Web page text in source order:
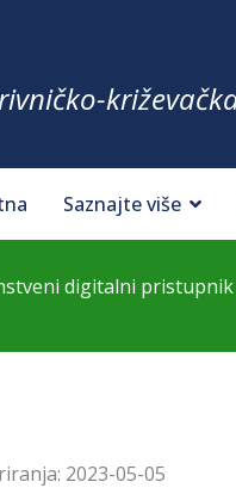
Saznajte više
digitalni pristupnik
2023-05-05